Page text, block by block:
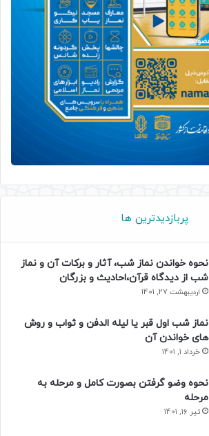
پربازدیدترین ها
نحوه خواندن نماز شب، آثار و برکات آن و نماز
شب از دیدگاه قرآن،احادیث و بزرگان
اردیبهشت 27, 1401
نماز شب اول قبر یا لیله الدفن و ثواب و روش
های خواندن آن
خرداد 1, 1401
نحوه وضو گرفتن بصورت کامل و مرحله به
مرحله
تیر 16, 1401